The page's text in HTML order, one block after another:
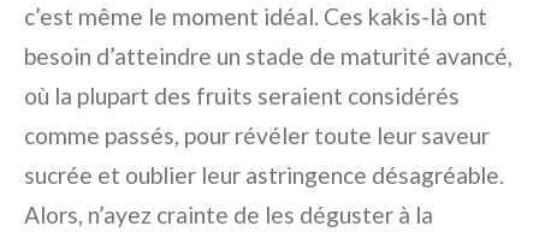
c’est même le moment idéal. Ces kakis-là ont
besoin d’atteindre un stade de maturité avancé,
où la plupart des fruits seraient considérés
comme passés, pour révéler toute leur saveur
sucrée et oublier leur astringence désagréable.
Alors, n’ayez crainte de les déguster à la